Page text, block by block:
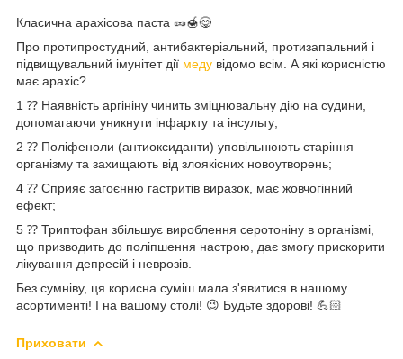
Класична арахісова паста 🥜🍯😋
Про протипростудний, антибактеріальний, протизапальний і
підвищувальний імунітет дії меду відомо всім. А які корисністю
має арахіс?⠀
1️ ⁇ Наявність аргініну чинить зміцнювальну дію на судини,
допомагаючи уникнути інфаркту та інсульту;
2️ ⁇ Поліфеноли (антиоксиданти) уповільнюють старіння
організму та захищають від злоякісних новоутворень;
4️ ⁇ Сприяє загоєнню гастритів виразок, має жовчогінний
ефект;
5️ ⁇ Триптофан збільшує вироблення серотоніну в організмі,
що призводить до поліпшення настрою, дає змогу прискорити
лікування депресій і неврозів.
Без сумніву, ця корисна суміш мала з'явитися в нашому
асортименті! І на вашому столі! 😉 Будьте здорові! 💪🏻
Приховати